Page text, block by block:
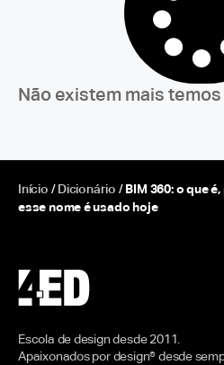
Não existem mais
Início /Dicionário /BIM 360: o que
esse nome é usado hoje
Escola de design desde 2011.
Apaixonados por design® desde